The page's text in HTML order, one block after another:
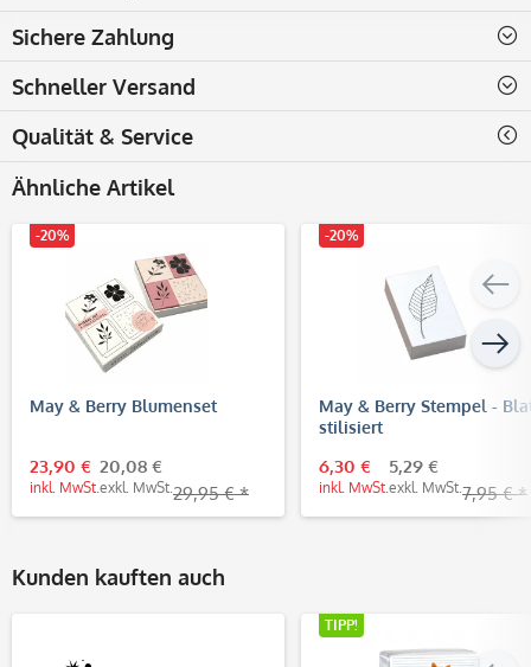
Sichere Zahlung
Schneller Versand
Qualität & Service
Ähnliche Artikel
-20%
May & Berry Blumenset
23,90 €
inkl. MwSt.
20,08 €
exkl. MwSt. 29,95 € *
-20%
May & Berry Stempel -
stilisiert
6,30 €
inkl. MwSt.
5,29 €
exkl. MwSt. 7,95 € *
Kunden kauften auch
TIPP!